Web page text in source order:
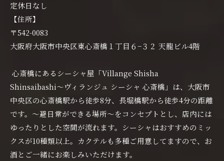
定休日なし
【住所】
〒542-0083
大阪府大阪市中央区東心斎橋１丁目６−３２ 天龍ビル4階
心斎橋にあるシーシャ屋「Villange Shisha
Shinsaibashi〜ヴィランジュ シーシャ 心斎橋」は、大阪市
中央区の心斎橋駅から徒歩8分、長堀橋駅から徒歩4分の距離
です。〜避日常ができる場所〜をコンセプトとし、店内には
ゆったりとした空間が流れます。シーシャはおすすめのミッ
クスが10種類以上。カクテルも多種ご用意してますので、お
酒とご一緒にお楽しみいただけます。